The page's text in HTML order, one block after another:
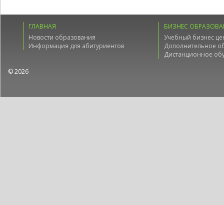
ГЛАВНАЯ
Новости образования
Информация для абитуриентов
БИЗНЕС
Учебный бизнес
Дополнительное
Дистанционное
© 2026